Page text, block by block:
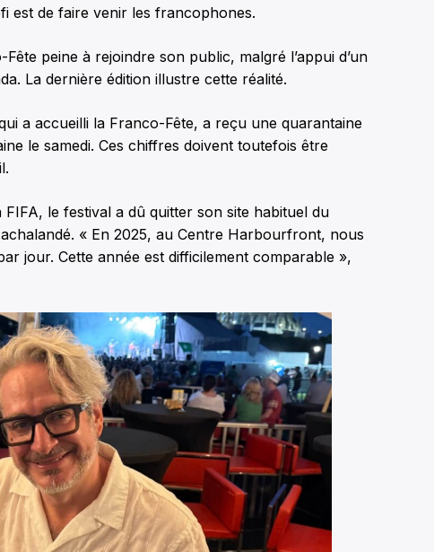
est de faire venir les francophones.
peine à rejoindre son public, malgré l’appui d’un
La dernière édition illustre cette réalité.
a accueilli la Franco-Fête, a reçu une quarantaine
le samedi. Ces chiffres doivent toutefois être
le festival a dû quitter son site habituel du
« En 2025, au Centre Harbourfront, nous
jour. Cette année est difficilement comparable »,